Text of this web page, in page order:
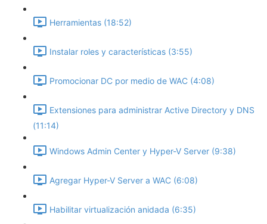
Herramientas (18:52)
Instalar roles y características (3:55)
Promocionar DC por medio de WAC (4:08)
Extensiones para administrar Active Directory y DNS
(11:14)
Windows Admin Center y Hyper-V Server (9:38)
Agregar Hyper-V Server a WAC (6:08)
Habilitar virtualización anidada (6:35)